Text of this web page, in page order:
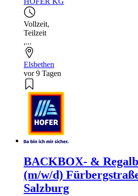
Vollzeit,
Teilzeit
,...
Elsbethen
vor 9 Tagen
BACKBOX- &
(m/w/d)
Salzburg